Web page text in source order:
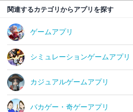
関連するカテゴリからアプリを探す
ゲームアプリ
シミュレーションゲームアプリ
カジュアルゲームアプリ
バカゲー・奇ゲーアプリ